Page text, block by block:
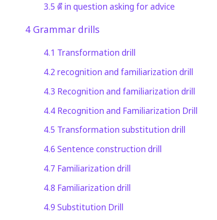
3.5 ดี in question asking for advice
4 Grammar drills
4.1 Transformation drill
4.2 recognition and familiarization drill
4.3 Recognition and familiarization drill
4.4 Recognition and Familiarization Drill
4.5 Transformation substitution drill
4.6 Sentence construction drill
4.7 Familiarization drill
4.8 Familiarization drill
4.9 Substitution Drill